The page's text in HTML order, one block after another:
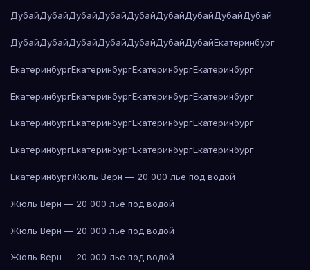
ДубайДубайДубайДубайДубайДубайДубайДубайДубай
ДубайДубайДубайДубайДубайДубайДубайЕкатеринбург
ЕкатеринбургЕкатеринбургЕкатеринбургЕкатеринбург
ЕкатеринбургЕкатеринбургЕкатеринбургЕкатеринбург
ЕкатеринбургЕкатеринбургЕкатеринбургЕкатеринбург
ЕкатеринбургЕкатеринбургЕкатеринбургЕкатеринбург
ЕкатеринбургЖюль Верн — 20 000 лье под водой
Жюль Верн — 20 000 лье под водой
Жюль Верн — 20 000 лье под водой
Жюль Верн — 20 000 лье под водой